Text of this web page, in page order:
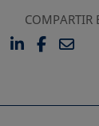
COMPARTIR
LINKEDIN
SESE